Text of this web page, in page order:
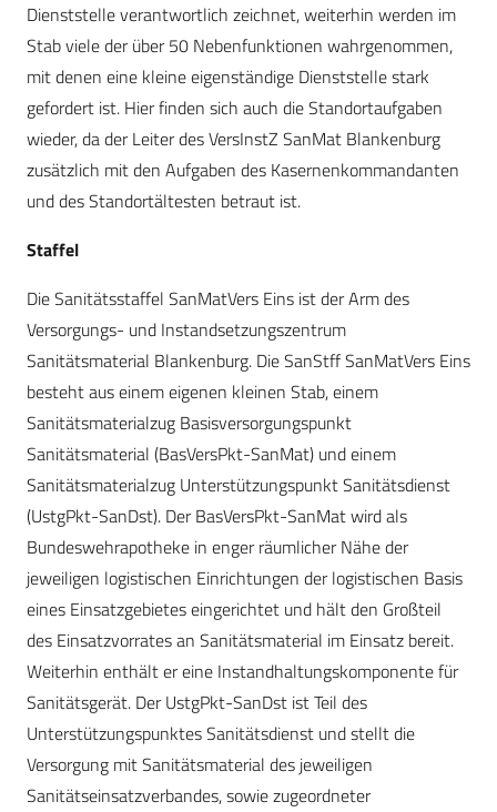
Dienststelle verantwortlich zeichnet, weiterhin werden im
Stab viele der über 50 Nebenfunktionen wahrgenommen,
mit denen eine kleine eigenständige Dienststelle stark
gefordert ist. Hier finden sich auch die Standortaufgaben
wieder, da der Leiter des VersInstZ SanMat Blankenburg
zusätzlich mit den Aufgaben des Kasernenkommandanten
und des Standortältes­ten betraut ist.
Staffel
Die Sanitätsstaffel SanMatVers Eins ist der Arm des
Versorgungs- und Instandsetzungszentrum
Sanitätsmaterial Blankenburg. Die SanStff ­SanMatVers Eins
besteht aus einem eigenen kleinen Stab, einem
Sanitätsmaterialzug Basisversorgungspunkt
Sanitätsmaterial (BasVersPkt-­SanMat) und einem
Sanitätsmaterialzug Unterstützungspunkt Sanitätsdienst
(UstgPkt-­SanDst). Der BasVersPkt-SanMat wird als
Bundeswehrapotheke in enger räumlicher Nähe der
jeweiligen logistischen Einrichtungen der logistischen Basis
eines Einsatzgebietes eingerichtet und hält den Großteil
des Einsatzvorrates an Sanitätsmaterial im Einsatz bereit.
Weiterhin enthält er eine Instandhaltungskomponente für
Sanitätsgerät. Der UstgPkt-SanDst ist Teil des
Unterstützungspunktes Sanitätsdienst und stellt die
Versorgung mit Sanitätsmaterial des jeweiligen
Sanitätseinsatzverbandes, sowie zugeordneter